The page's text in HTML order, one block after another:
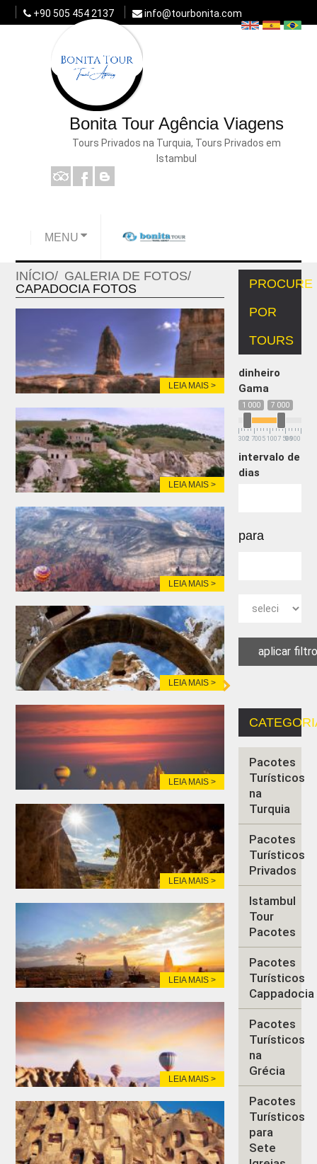
+90 505 454 2137 info@tourbonita.com
Bonita Tour Agência Viagens
Tours Privados na Turquia, Tours Privados em
Istambul
MENU
INÍCIO
GALERIA DE FOTOS
CAPADOCIA FOTOS
LEIA MAIS >
LEIA MAIS >
LEIA MAIS >
LEIA MAIS >
LEIA MAIS >
LEIA MAIS >
LEIA MAIS >
LEIA MAIS >
PROCURE
POR
TOURS
dinheiro
Gama
1 000 7 000
3002 700 5 100 7 5009 900
intervalo de
dias
para
Pacotes
Turísticos
na
Turquia
Pacotes
Turísticos
Privados
Istambul
Tour
Pacotes
Pacotes
Turísticos
Cappadocia
Pacotes
Turísticos
na
Grécia
Pacotes
Turísticos
para
Sete